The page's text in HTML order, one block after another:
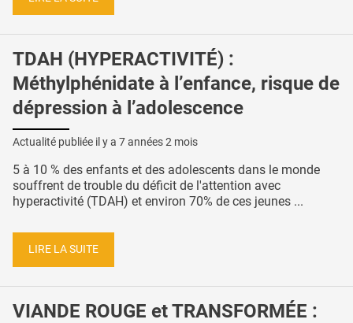
TDAH (HYPERACTIVITÉ) :
Méthylphénidate à l’enfance, risque de
dépression à l’adolescence
Actualité publiée il y a 7 années 2 mois
5 à 10 % des enfants et des adolescents dans le monde
souffrent de trouble du déficit de l'attention avec
hyperactivité (TDAH) et environ 70% de ces jeunes ...
LIRE LA SUITE
VIANDE ROUGE et TRANSFORMÉE :